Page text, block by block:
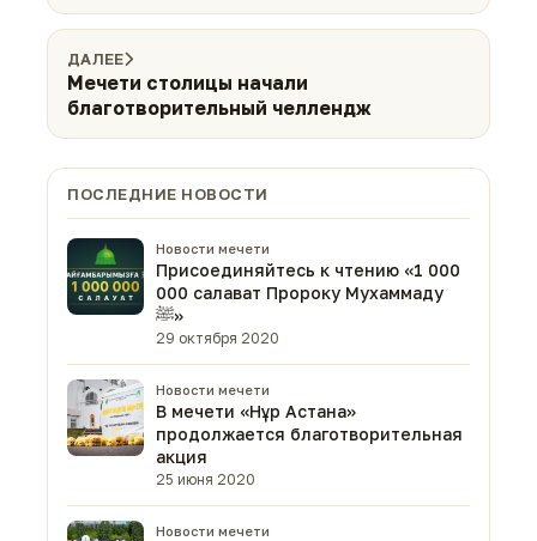
ДАЛЕЕ
Мечети столицы начали
благотворительный челлендж
ПОСЛЕДНИЕ НОВОСТИ
Новости мечети
Присоединяйтесь к чтению «1 000
000 салават Пророку Мухаммаду
ﷺ»
29 октября 2020
Новости мечети
В мечети «Нұр Астана»
продолжается благотворительная
акция
25 июня 2020
Новости мечети